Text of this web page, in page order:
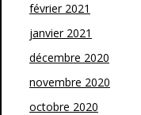
février 2021
janvier 2021
décembre 2020
novembre 2020
octobre 2020